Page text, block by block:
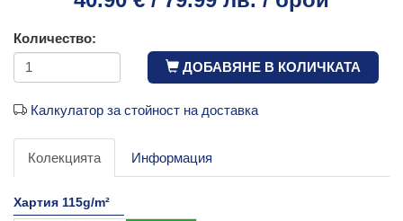
Количество:
ДОБАВЯНЕ В КОЛИЧКАТА
Калкулатор за стойност на доставка
Колекцията Информация
Хартия 115g/m²